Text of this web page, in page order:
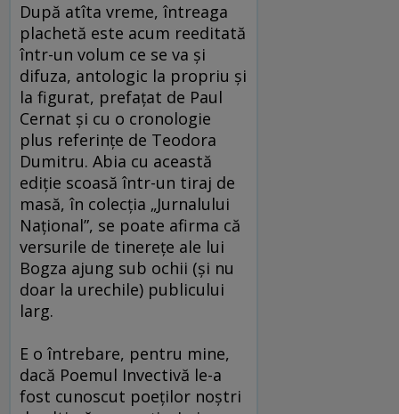
După atîta vreme, întreaga
plachetă este acum reeditată
într-un volum ce se va şi
difuza, antologic la propriu şi
la figurat, prefaţat de Paul
Cernat şi cu o cronologie
plus referinţe de Teodora
Dumitru. Abia cu această
ediţie scoasă într-un tiraj de
masă, în colecţia „Jurnalului
Naţional”, se poate afirma că
versurile de tinereţe ale lui
Bogza ajung sub ochii (şi nu
doar la urechile) publicului
larg.
E o întrebare, pentru mine,
dacă Poemul Invectivă le-a
fost cunoscut poeţilor noştri